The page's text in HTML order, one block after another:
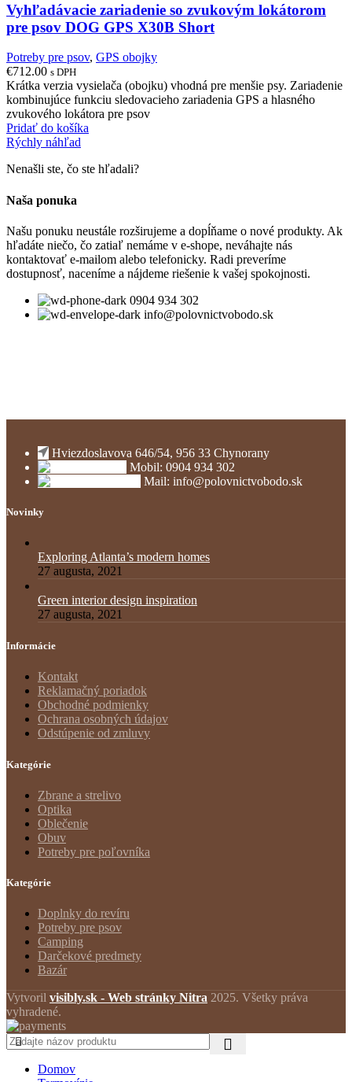
Vyhľadávacie zariadenie so zvukovým lokátorom
pre psov DOG GPS X30B Short
Potreby pre psov, GPS obojky
€712.00 s DPH
Krátka verzia vysielača (obojku) vhodná pre menšie psy. Zariadenie
kombinujúce funkciu sledovacieho zariadenia GPS a hlasného
zvukového lokátora pre psov
Pridať do košíka
Rýchly náhľad
Nenašli ste, čo ste hľadali?
Naša ponuka
Našu ponuku neustále rozširujeme a dopĺňame o nové produkty. Ak
hľadáte niečo, čo zatiaľ nemáme v e-shope, neváhajte nás
kontaktovať e-mailom alebo telefonicky. Radi preveríme
dostupnosť, naceníme a nájdeme riešenie k vašej spokojnosti.
0904 934 302
info@polovnictvobodo.sk
Hviezdoslavova 646/54, 956 33 Chynorany
Mobil: 0904 934 302
Mail: info@polovnictvobodo.sk
Novinky
Exploring Atlanta’s modern homes
27 augusta, 2021
Green interior design inspiration
27 augusta, 2021
Informácie
Kontakt
Reklamačný poriadok
Obchodné podmienky
Ochrana osobných údajov
Odstúpenie od zmluvy
Kategórie
Zbrane a strelivo
Optika
Oblečenie
Obuv
Potreby pre poľovníka
Kategórie
Doplnky do revíru
Potreby pre psov
Camping
Darčekové predmety
Bazár
Vytvoril visibly.sk - Web stránky Nitra 2025. Všetky práva
vyhradené.
Domov